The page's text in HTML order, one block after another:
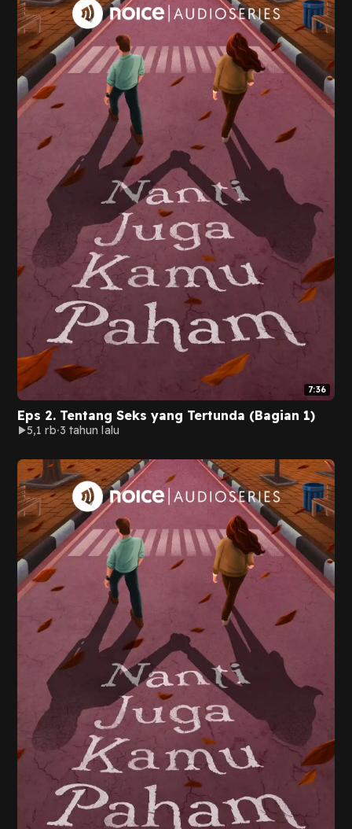
7:36
Eps 2. Tentang Seks yang Tertunda (Bagian 1)
5,1 rb 3 tahun lalu